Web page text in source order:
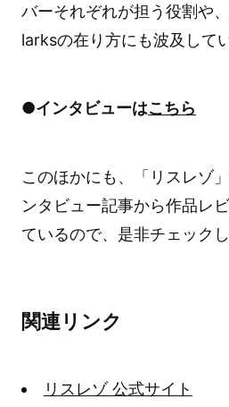
バーそれぞれが担う役割や
larksの在り方にも波及してい
●インタビューはこちら
このほかにも、「リスレゾ
ンタビュー記事から作品レ
ているので、是非チェックし
関連リンク
リスレゾ 公式サイト